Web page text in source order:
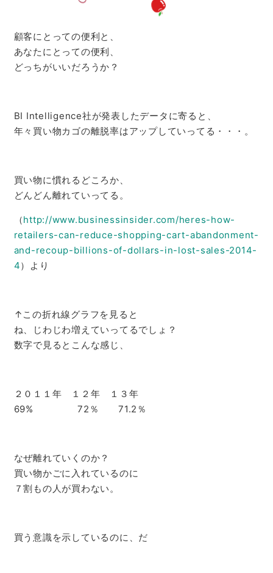
顧客にとっての便利と、
あなたにとっての便利、
どっちがいいだろうか？
BI Intelligence社が発表したデータに寄ると、
年々買い物カゴの離脱率はアップしていってる・・・。
買い物に慣れるどころか、
どんどん離れていってる。
（http://www.businessinsider.com/heres-how-
retailers-can-reduce-shopping-cart-abandonment-
and-recoup-billions-of-dollars-in-lost-sales-2014-
4）より
↑この折れ線グラフを見ると
ね、じわじわ増えていってるでしょ？
数字で見るとこんな感じ、
２０１１年 １２年 １３年
69% 72％ 71.2％
なぜ離れていくのか？
買い物かごに入れているのに
７割もの人が買わない。
買う意識を示しているのに、だ